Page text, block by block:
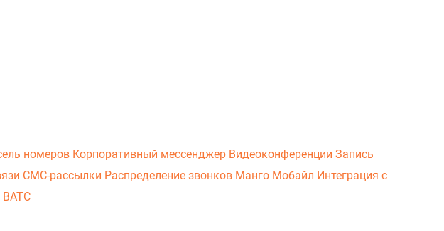
номеров Корпоративный мессенджер Видеоконференции Запись
СМС-рассылки Распределение звонков Манго Мобайл Интеграция с
ВАТС